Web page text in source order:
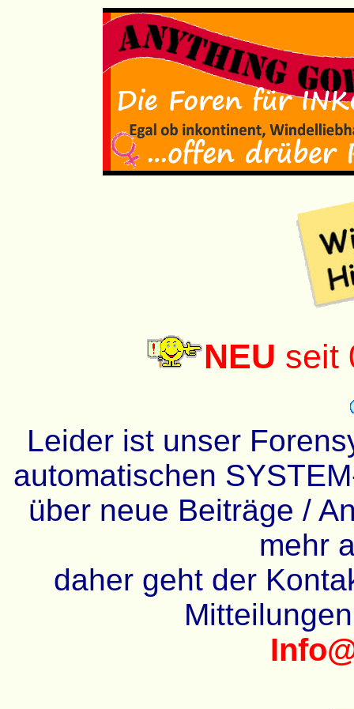
NEU seit
Leider ist unser
automatischen
über neue Beiträge /
mehr
daher geht der